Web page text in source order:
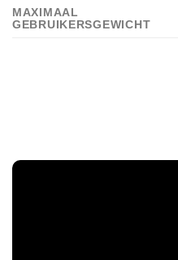
MAXIMAAL
GEBRUIKERSGEWICHT